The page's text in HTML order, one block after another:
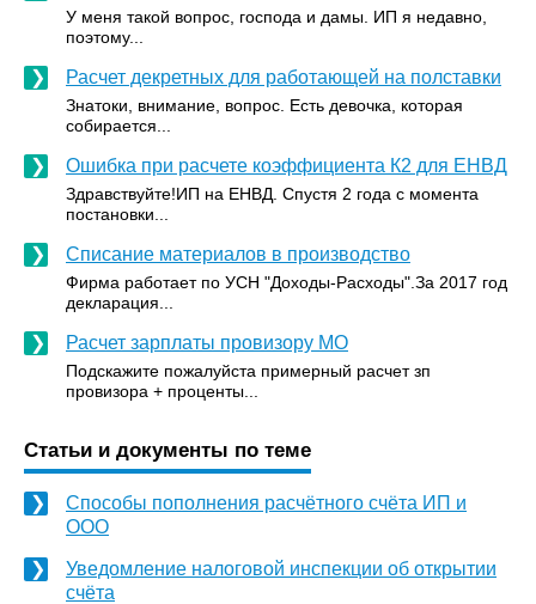
У меня такой вопрос, господа и дамы. ИП я недавно,
поэтому...
Расчет декретных для работающей на полставки
Знатоки, внимание, вопрос. Есть девочка, которая
собирается...
Ошибка при расчете коэффициента К2 для ЕНВД
Здравствуйте!ИП на ЕНВД. Спустя 2 года с момента
постановки...
Списание материалов в производство
Фирма работает по УСН "Доходы-Расходы".За 2017 год
декларация...
Расчет зарплаты провизору МО
Подскажите пожалуйста примерный расчет зп
провизора + проценты...
Статьи и документы по теме
Способы пополнения расчётного счёта ИП и
ООО
Уведомление налоговой инспекции об открытии
счёта